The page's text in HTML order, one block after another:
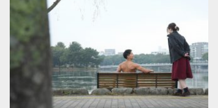
公園のマッチョ AKIHITO(細マッチョ) 背中
ダウンロード